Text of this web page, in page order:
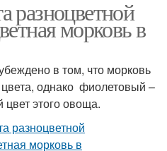
разноцветной
морковь в
в том, что морковь
однако фиолетовый –
этого овоща.